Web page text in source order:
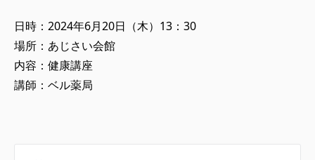
日時：2024年6月20日（木）13：30
場所：あじさい会館
内容：健康講座
講師：ベル薬局